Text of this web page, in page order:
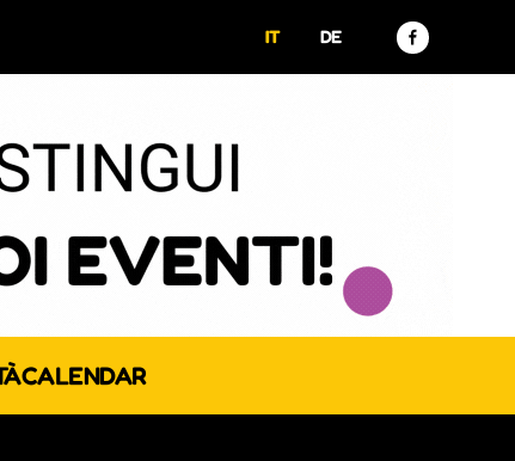
IT DE
CALENDAR